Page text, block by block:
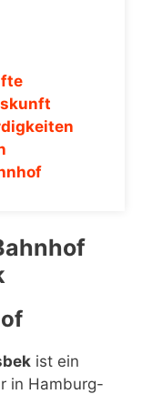
ist ein
in Hamburg-